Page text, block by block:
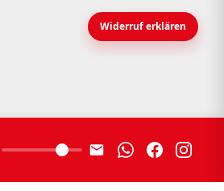
Widerruf erklären